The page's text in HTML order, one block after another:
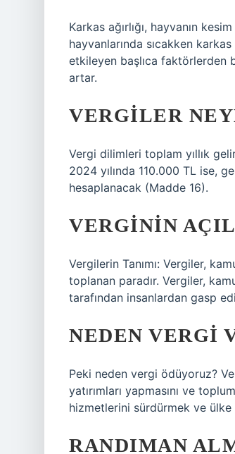
Karkas ağırlığı, hayvanın
hayvanlarında sıcakken karkas
etkileyen başlıca faktörlerden
artar.
VERGILER
Vergi dilimleri toplam yıllık
2024 yılında 110.000 TL ise,
hesaplanacak (Madde 16).
VERGININ
Vergilerin Tanımı: Vergiler,
toplanan paradır. Vergiler,
tarafından insanlardan gasp
NEDEN VERGI
Peki neden vergi ödüyoruz?
yatırımları yapmasını ve
hizmetlerini sürdürmek ve ülke
RANDIMAN